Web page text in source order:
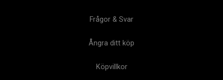
Frågor & Svar
Ångra ditt köp
Köpvillkor